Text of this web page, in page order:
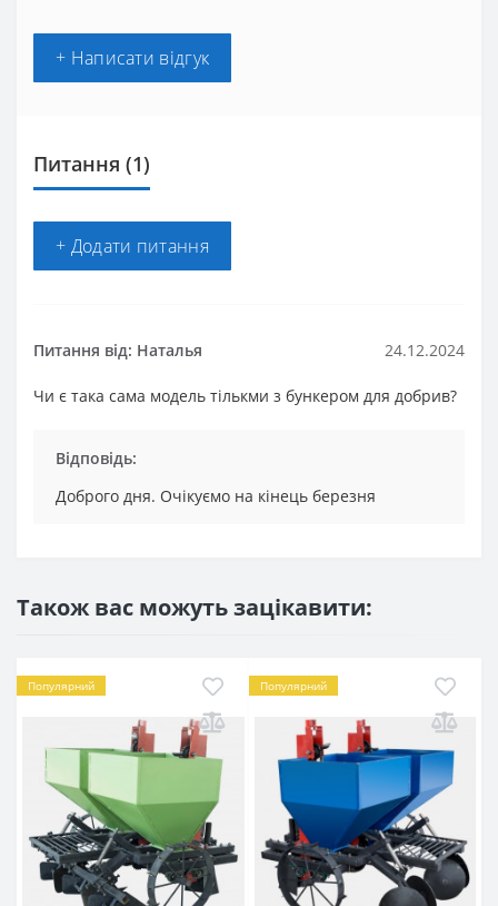
+ Написати відгук
Питання (1)
+ Додати питання
Питання від: Наталья 24.12.2024
Чи є така сама модель тількми з бункером для добрив?
Відповідь:
Доброго дня. Очікуємо на кінець березня
Також вас можуть зацікавити:
Популярний Популярний